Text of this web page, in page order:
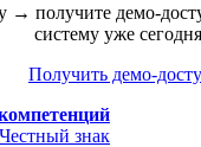
→ получите демо-
систему уже
Получить демо-
Честный знак